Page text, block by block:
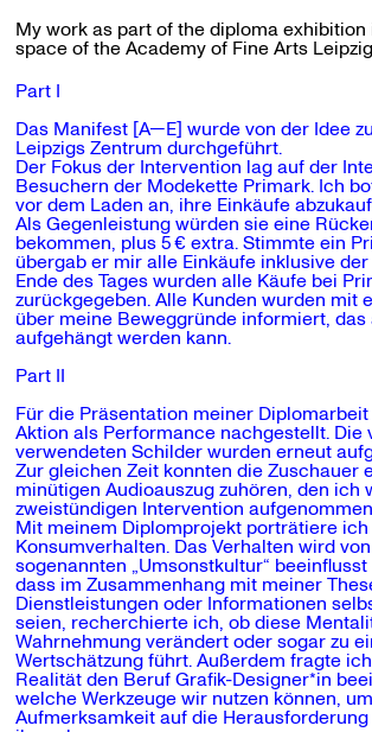
My work as part of the diploma
space of the Academy of Fine Arts
Part I
Das Manifest [A—E] wurde von der Idee
Leipzigs Zentrum durchgeführt.
Der Fokus der Intervention lag auf der
Besuchern der Modekette Primark. Ich
vor dem Laden an, ihre Einkäufe
Als Gegenleistung würden sie eine
bekommen, plus5€ extra. Stimmte ein
übergab er mir alle Einkäufe inklusive
Ende des Tages wurden alle Käufe bei
zurückgegeben. Alle Kunden wurden mit
über meine Beweggründe informiert,
aufgehängt werden kann.
Part II
Für die Präsentation meiner
Aktion als Performance nachgestellt. Die
verwendeten Schilder wurden erneut
Zur gleichen Zeit konnten die Zuschauer
minütigen Audioauszug zuhören, den ich
zweistündigen Intervention
Mit meinem Diplomprojekt porträtiere
Konsumverhalten. Das Verhalten wird
sogenannten „Umsonstkultur“
dass im Zusammenhang mit meiner
Dienstleistungen oder Informationen
seien, recherchierte ich, ob diese
Wahrnehmung verändert oder sogar zu
Wertschätzung führt. Außerdem fragte
Realität den Beruf Grafik-Designer*in
welche Werkzeuge wir nutzen können,
Aufmerksamkeit auf die